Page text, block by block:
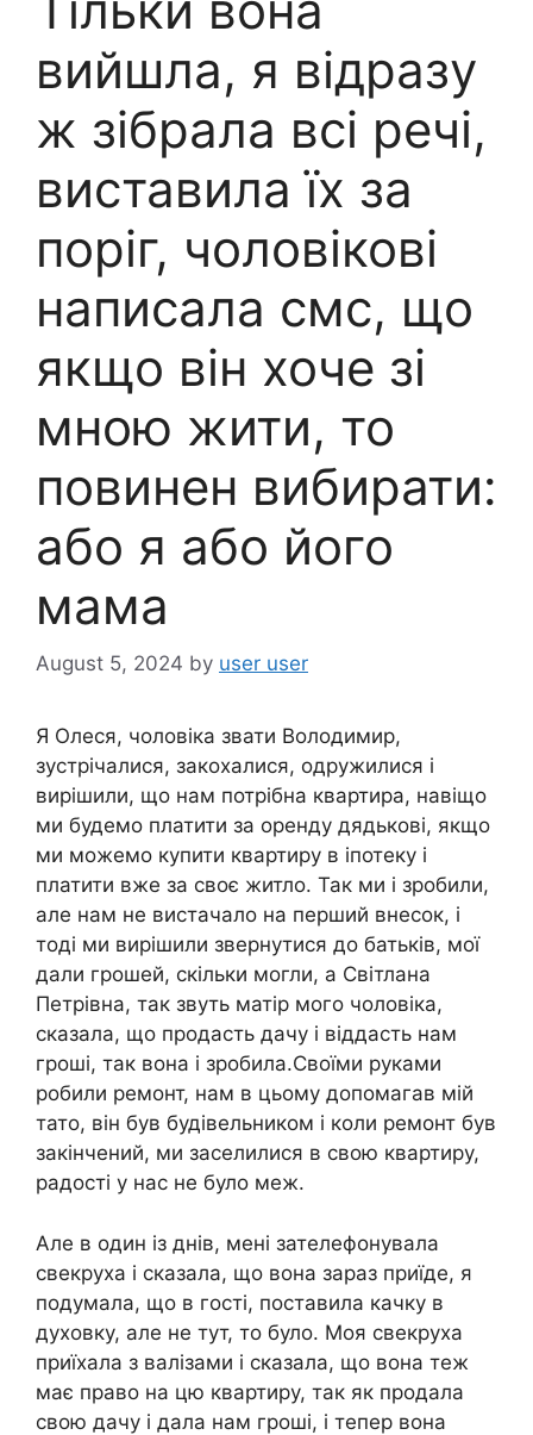
вийшла, я відразу
ж зібрала всі речі,
виставила їх за
поріг, чоловікові
написала смс, що
якщо він хоче зі
мною жити, то
повинен вибирати:
або я або його
мама
August 5, 2024 by user user
Я Олеся, чоловіка звати Володимир,
зустрічалися, закохалися, одружилися і
вирішили, що нам потрібна квартира, навіщо
ми будемо платити за оренду дядькові, якщо
ми можемо купити квартиру в іпотеку і
платити вже за своє житло. Так ми і зробили,
але нам не вистачало на перший внесок, і
тоді ми вирішили звернутися до батьків, мої
дали грошей, скільки могли, а Світлана
Петрівна, так звуть матір мого чоловіка,
сказала, що продасть дачу і віддасть нам
гроші, так вона і зробила.Своїми руками
робили ремонт, нам в цьому допомагав мій
тато, він був будівельником і коли ремонт був
закінчений, ми заселилися в свою квартиру,
радості у нас не було меж.
Але в один із днів, мені зателефонувала
свекруха і сказала, що вона зараз приїде, я
подумала, що в гості, поставила качку в
духовку, але не тут, то було. Моя свекруха
приїхала з валізами і сказала, що вона теж
має право на цю квартиру, так як продала
свою дачу і дала нам гроші, і тепер вона